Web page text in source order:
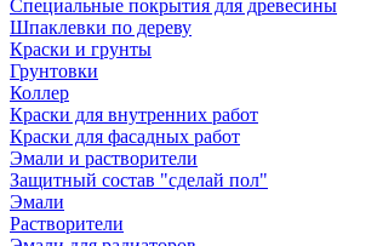
Специальные покрытия для древесины
Шпаклевки по дереву
Краски и грунты
Грунтовки
Коллер
Краски для внутренних работ
Краски для фасадных работ
Эмали и растворители
Защитный состав "сделай пол"
Эмали
Растворители